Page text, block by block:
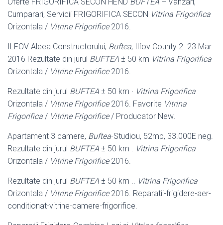
Cumparari, Servicii FRIGORIFICA SECON Vitrina Frigorifica
Orizontala / Vitrine Frigorifice2016.
ILFOV Aleea Constructorului, Buftea, Ilfov County 2. 23 Mar
2016 Rezultate din jurul BUFTEA ± 50 km Vitrina Frigorifica
Orizontala / Vitrine Frigorifice2016.
Rezultate din jurul BUFTEA ± 50 km · Vitrina Frigorifica
Orizontala / Vitrine Frigorifice2016. Favorite Vitrina
Frigorifica / Vitrine Frigorifice/ Producator New.
Apartament 3 camere, Buftea-Studiou, 52mp, 33.000E neg.
Rezultate din jurul BUFTEA ± 50 km . Vitrina Frigorifica
Orizontala / Vitrine Frigorifice2016.
Rezultate din jurul BUFTEA ± 50 km .. Vitrina Frigorifica
Orizontala / Vitrine Frigorifice2016. Reparatii-frigidere-aer-
conditionat-vitrine-camere-frigorifice.